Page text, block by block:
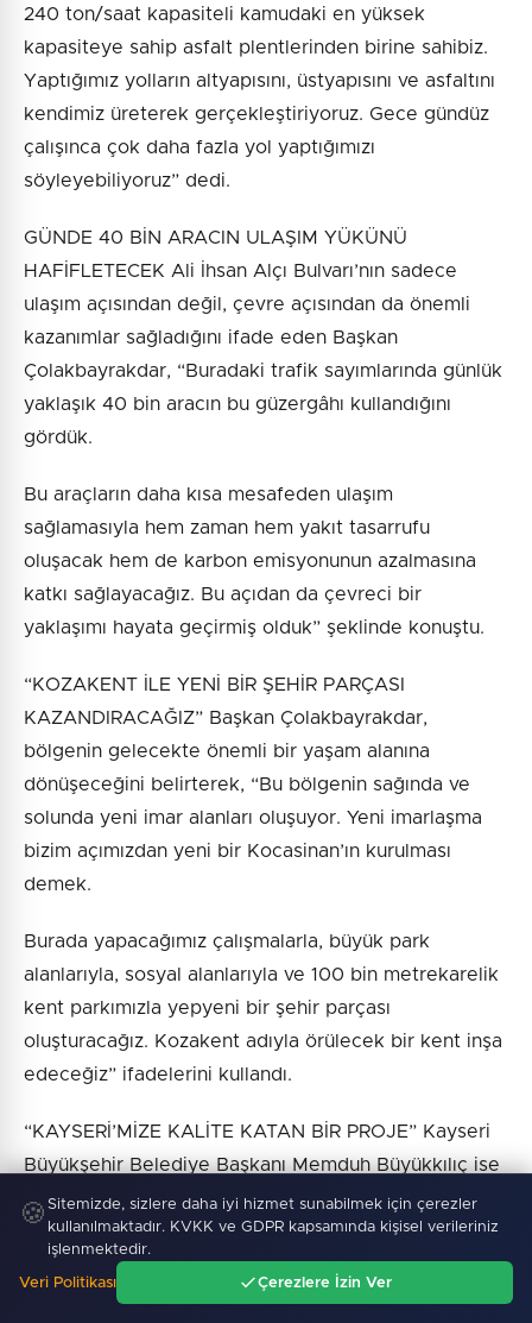
240 ton/saat kapasiteli kamudaki en yüksek
kapasiteye sahip asfalt plentlerinden birine sahibiz.
Yaptığımız yolların altyapısını, üstyapısını ve asfaltını
kendimiz üreterek gerçekleştiriyoruz. Gece gündüz
çalışınca çok daha fazla yol yaptığımızı
söyleyebiliyoruz” dedi.
GÜNDE 40 BİN ARACIN ULAŞIM YÜKÜNÜ
HAFİFLETECEK Ali İhsan Alçı Bulvarı’nın sadece
ulaşım açısından değil, çevre açısından da önemli
kazanımlar sağladığını ifade eden Başkan
Çolakbayrakdar, “Buradaki trafik sayımlarında günlük
yaklaşık 40 bin aracın bu güzergâhı kullandığını
gördük.
Bu araçların daha kısa mesafeden ulaşım
sağlamasıyla hem zaman hem yakıt tasarrufu
oluşacak hem de karbon emisyonunun azalmasına
katkı sağlayacağız. Bu açıdan da çevreci bir
yaklaşımı hayata geçirmiş olduk” şeklinde konuştu.
“KOZAKENT İLE YENİ BİR ŞEHİR PARÇASI
KAZANDIRACAĞIZ” Başkan Çolakbayrakdar,
bölgenin gelecekte önemli bir yaşam alanına
dönüşeceğini belirterek, “Bu bölgenin sağında ve
solunda yeni imar alanları oluşuyor. Yeni imarlaşma
bizim açımızdan yeni bir Kocasinan’ın kurulması
demek.
Burada yapacağımız çalışmalarla, büyük park
alanlarıyla, sosyal alanlarıyla ve 100 bin metrekarelik
kent parkımızla yepyeni bir şehir parçası
oluşturacağız. Kozakent adıyla örülecek bir kent inşa
edeceğiz” ifadelerini kullandı.
“KAYSERİ’MİZE KALİTE KATAN BİR PROJE” Kayseri
Büyükşehir Belediye Başkanı Memduh Büyükkılıç ise
Ali İhsan Alçı Bulvarı’nın şehrin ulaşım konforunu
artıracağını belirterek, Başkan Çolakbayrakdar ve
ekibini tebrik etti.
🍪 Sitemizde, sizlere daha iyi hizmet sunabilmek için çerezler
kullanılmaktadır. KVKK ve GDPR kapsamında kişisel verileriniz
işlenmektedir.
Veri Politikası Çerezlere İzin Ver
Gündem Ara Menü